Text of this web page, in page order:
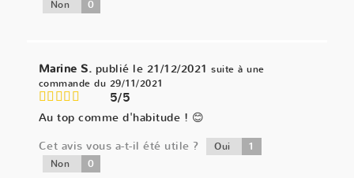
Non 0
Marine S. publié le 21/12/2021 suite à une
commande du 29/11/2021
5/5
Au top comme d'habitude ! 😊
Cet avis vous a-t-il été utile ?
Oui 1
Non 0